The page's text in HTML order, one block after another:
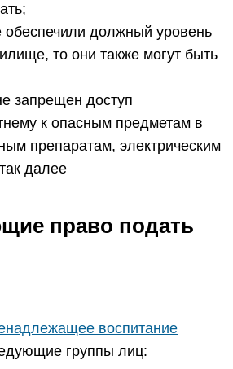
обеспечили должный уровень
то они также могут быть
запрещен доступ
к опасным предметам в
препаратам, электрическим
далее
право подать
воспитание
группы лиц: